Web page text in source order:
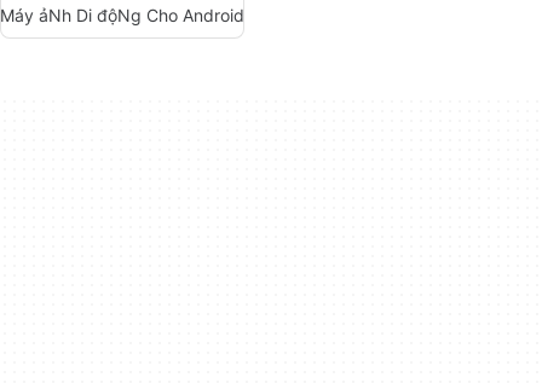
Máy ảNh Di độNg Cho Android